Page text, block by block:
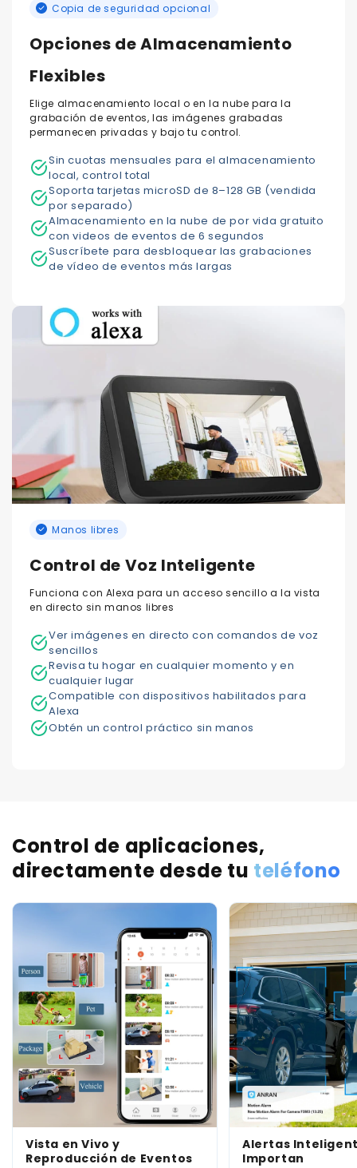
Copia de seguridad opcional
Opciones de Almacenamiento
Flexibles
Elige almacenamiento local o en la nube para la
grabación de eventos, las imágenes grabadas
permanecen privadas y bajo tu control.
Sin cuotas mensuales para el almacenamiento
local, control total
Soporta tarjetas microSD de 8–128 GB (vendida
por separado)
Almacenamiento en la nube de por vida gratuito
con videos de eventos de 6 segundos
Suscríbete para desbloquear las grabaciones
de vídeo de eventos más largas
Manos libres
Control de Voz Inteligente
Funciona con Alexa para un acceso sencillo a la vista
en directo sin manos libres
Ver imágenes en directo con comandos de voz
sencillos
Revisa tu hogar en cualquier momento y en
cualquier lugar
Compatible con dispositivos habilitados para
Alexa
Obtén un control práctico sin manos
Control de aplicaciones,
directamente desde tu teléfono
Vista en Vivo y
Reproducción de Eventos
Alertas
Importan